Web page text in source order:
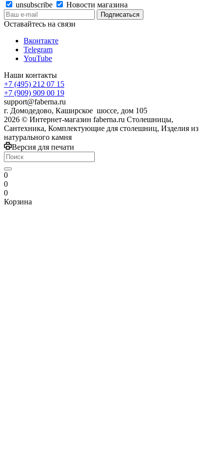
unsubscribe
Новости магазина
Оставайтесь на связи
Вконтакте
Telegram
YouTube
Наши контакты
+7 (495) 212 07 15
+7 (909) 909 00 19
support@faberna.ru
г. Домодедово, Каширское шоссе, дом 105
2026 © Интернет-магазин faberna.ru Столешницы,
Сантехника, Комплектующие для столешниц, Изделия из
натурального камня
Версия для печати
0
0
0
Корзина